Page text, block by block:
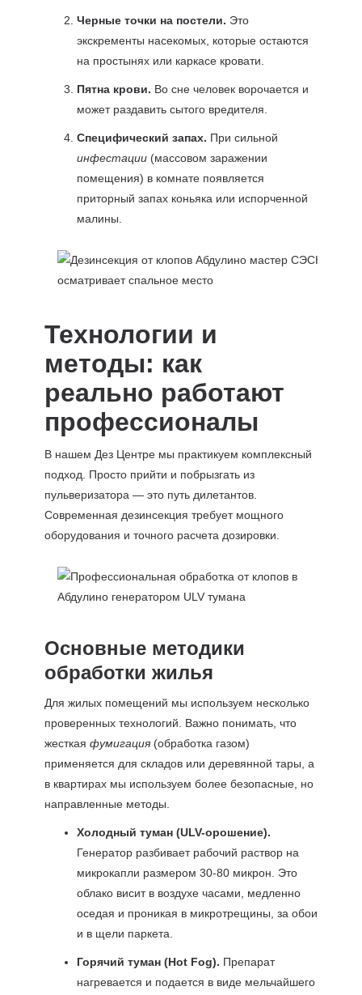
Черные точки на постели. Это
экскременты насекомых, которые остаются
на простынях или каркасе кровати.
Пятна крови. Во сне человек ворочается и
может раздавить сытого вредителя.
Специфический запах. При сильной
инфестации(массовом заражении
помещения) в комнате появляется
приторный запах коньяка или испорченной
малины.
Технологии и
методы: как
реально работают
профессионалы
В нашем Дез Центре мы практикуем комплексный
подход. Просто прийти и побрызгать из
пульверизатора — это путь дилетантов.
Современная дезинсекция требует мощного
оборудования и точного расчета дозировки.
Основные методики
обработки жилья
Для жилых помещений мы используем несколько
проверенных технологий. Важно понимать, что
жесткая фумигация(обработка газом)
применяется для складов или деревянной тары, а
в квартирах мы используем более безопасные, но
направленные методы.
Холодный туман (ULV-орошение).
Генератор разбивает рабочий раствор на
микрокапли размером 30-80 микрон. Это
облако висит в воздухе часами, медленно
оседая и проникая в микротрещины, за обои
и в щели паркета.
Горячий туман (Hot Fog). Препарат
нагревается и подается в виде мельчайшего